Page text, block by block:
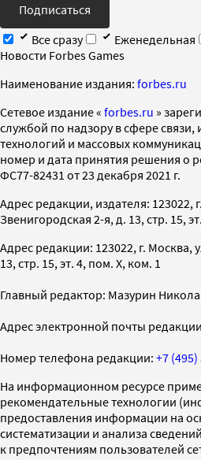
Подписаться
Все сразу
Еженедельная
Новости Forbes Games
Наименование издания: forbes.ru
Cетевое издание « forbes.ru »
службой по надзору в сфере
технологий и массовых
номер и дата принятия решения о
ФС77-82431 от 23 декабря 2021 г.
Адрес редакции, издателя: 123022,
Звенигородская 2-я, д. 13, стр. 15,
Адрес редакции: 123022, г. Москва,
13, стр. 15, эт. 4, пом. X, ком. 1
Главный редактор: Мазурин
Адрес электронной почты
Номер телефона редакции: +7
На информационном ресурсе
рекомендательные технологии
предоставления информации на
систематизации и анализа
к предпочтениям пользователей